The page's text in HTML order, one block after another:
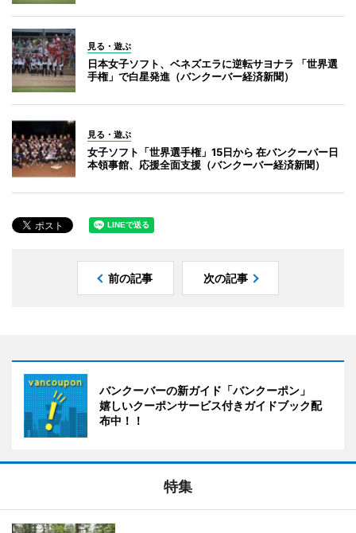
見る・遊ぶ
日本女子ソフト、ベネズエラに逆転サヨナラ 「世界選
手権」で白星発進（バンクーバー経済新聞）
見る・遊ぶ
女子ソフト「世界選手権」15日から 在バンクーバー日
本領事館、応援全面支援（バンクーバー経済新聞）
前の記事 次の記事
バンクーバーの新ガイド「バンクーポン」
嬉しいクーポンサービス付きガイドブック配
布中！！
特集